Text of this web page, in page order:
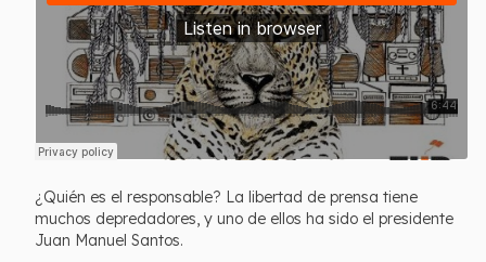
¿Quién es el responsable? La libertad de prensa tiene
muchos depredadores, y uno de ellos ha sido el presidente
Juan Manuel Santos.